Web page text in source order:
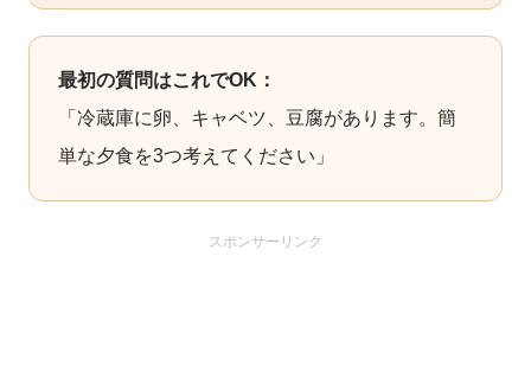
最初の質問はこれでOK：
「冷蔵庫に卵、キャベツ、豆腐があります。簡
単な夕食を3つ考えてください」
スポンサーリンク